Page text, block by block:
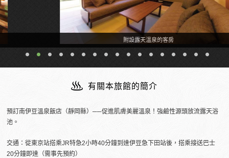
附設露天溫泉的客房
有關本旅館的簡介
預訂南伊豆溫泉飯店（靜岡縣）──促進肌膚美麗溫泉！強鹼性源頭放流露天浴
池。
交通：從東京站搭乘JR特急2小時40分鐘到達伊豆急下田站後，搭乘接送巴士
20分鐘即達（需事先預約）